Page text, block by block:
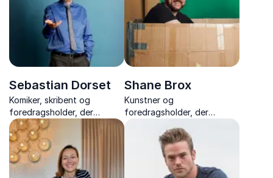
Sebastian Dorset
Komiker, skribent og
foredragsholder, der
forener humor med ærlige
fortællinger om livet og
mentale udfordringer.
Shane Brox
Kunstner og
foredragsholder, der
fortællinger om kreativitet,
mod og at turde slippe
perfektionismen.